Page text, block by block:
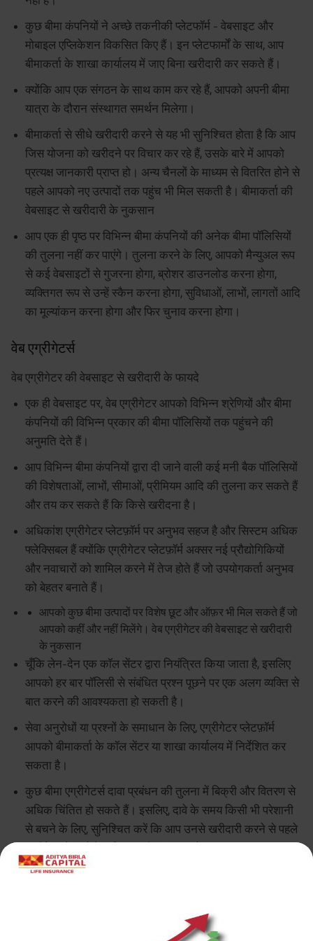
कुछ बीमा कंपनियों ने अच्छे तकनीकी प्लेटफॉर्म - वेबसाइट और
मोबाइल एप्लिकेशन विकसित किए हैं। इन प्लेटफार्मों के साथ, आप
बीमाकर्ता के शाखा कार्यालय में जाए बिना खरीदारी कर सकते हैं।
क्योंकि आप एक संगठन के साथ काम कर रहे हैं, आपको अपनी बीमा
यात्रा के दौरान संस्थागत समर्थन मिलेगा।
बीमाकर्ता से सीधे खरीदारी करने से यह भी सुनिश्चित होता है कि आप
जिस योजना को खरीदने पर विचार कर रहे हैं, उसके बारे में आपको
प्रत्यक्ष जानकारी प्राप्त हो। अन्य चैनलों के माध्यम से वितरित होने से
पहले आपको नए उत्पादों तक पहुंच भी मिल सकती है। बीमाकर्ता की
वेबसाइट से खरीदारी के नुकसान
आप एक ही पृष्ठ पर विभिन्न बीमा कंपनियों की अनेक बीमा पॉलिसियों
की तुलना नहीं कर पाएंगे। तुलना करने के लिए, आपको मैन्युअल रूप
से कई वेबसाइटों से गुजरना होगा, ब्रोशर डाउनलोड करना होगा,
व्यक्तिगत रूप से उन्हें स्कैन करना होगा, सुविधाओं, लाभों, लागतों आदि
का मूल्यांकन करना होगा और फिर चुनाव करना होगा।
वेब एग्रीगेटर्स
वेब एग्रीगेटर की वेबसाइट से खरीदारी के फायदे
एक ही वेबसाइट पर, वेब एग्रीगेटर आपको विभिन्न श्रेणियों और बीमा
कंपनियों की विभिन्न प्रकार की बीमा पॉलिसियों तक पहुंचने की
अनुमति देते हैं।
आप विभिन्न बीमा कंपनियों द्वारा दी जाने वाली कई मनी बैक पॉलिसियों
की विशेषताओं, लाभों, सीमाओं, प्रीमियम आदि की तुलना कर सकते हैं
और तय कर सकते हैं कि किसे खरीदना है।
अधिकांश एग्रीगेटर प्लेटफ़ॉर्म पर अनुभव सहज है और सिस्टम अधिक
फ्लेक्सिबल हैं क्योंकि एग्रीगेटर प्लेटफ़ॉर्म अक्सर नई प्रौद्योगिकियों
और नवाचारों को शामिल करने में तेज होते हैं जो उपयोगकर्ता अनुभव
को बेहतर बनाते हैं।
आपको कुछ बीमा उत्पादों पर विशेष छूट और ऑफ़र भी मिल सकते हैं जो
आपको कहीं और नहीं मिलेंगे। वेब एग्रीगेटर की वेबसाइट से खरीदारी
के नुकसान
चूँकि लेन-देन एक कॉल सेंटर द्वारा नियंत्रित किया जाता है, इसलिए
आपको हर बार पॉलिसी से संबंधित प्रश्न पूछने पर एक अलग व्यक्ति से
बात करने की आवश्यकता हो सकती है।
सेवा अनुरोधों या प्रश्नों के समाधान के लिए, एग्रीगेटर प्लेटफ़ॉर्म
आपको बीमाकर्ता के कॉल सेंटर या शाखा कार्यालय में निर्देशित कर
सकता है।
कुछ बीमा एग्रीगेटर्स दावा प्रबंधन की तुलना में बिक्री और वितरण से
अधिक चिंतित हो सकते हैं। इसलिए, दावे के समय किसी भी परेशानी
से बचने के लिए, सुनिश्चित करें कि आप उनसे खरीदारी करने से पहले